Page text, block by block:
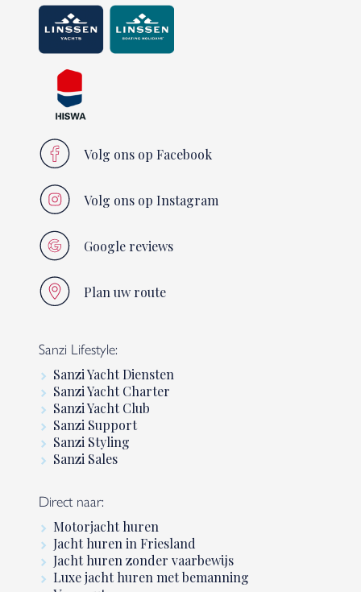
Volg ons op Facebook
Volg ons op Instagram
Google reviews
Plan uw route
Sanzi Lifestyle:
Sanzi Yacht Diensten
Sanzi Yacht Charter
Sanzi Yacht Club
Sanzi Support
Sanzi Styling
Sanzi Sales
Direct naar:
Motorjacht huren
Jacht huren in Friesland
Jacht huren zonder vaarbewijs
Luxe jacht huren met bemanning